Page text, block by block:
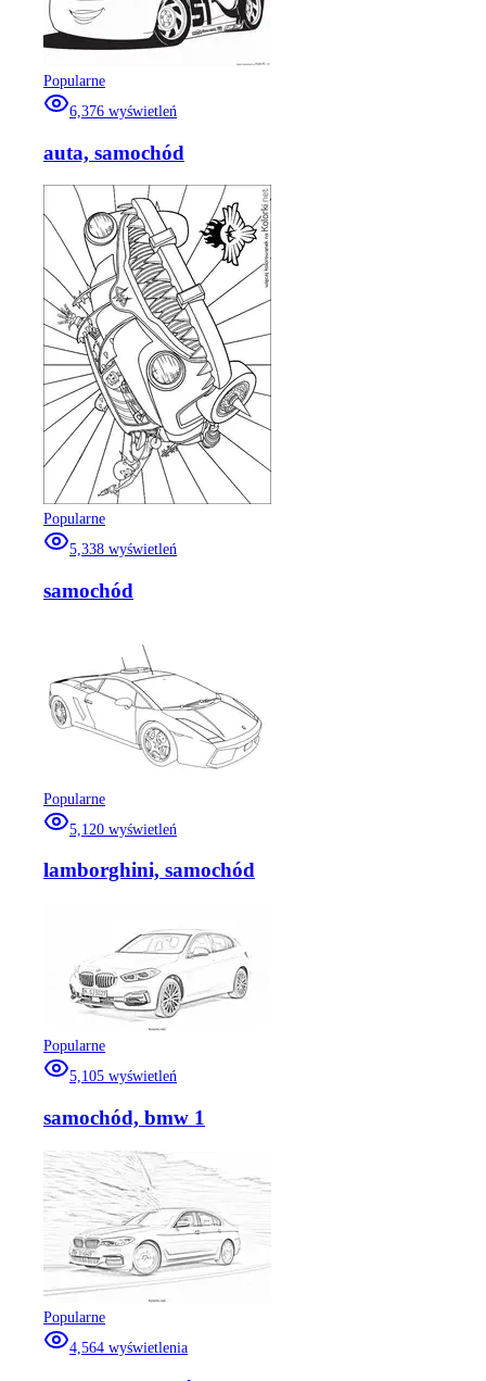
Popularne
6,376 wyświetleń
auta, samochód
Popularne
5,338 wyświetleń
samochód
Popularne
5,120 wyświetleń
lamborghini, samochód
Popularne
5,105 wyświetleń
samochód, bmw 1
Popularne
4,564 wyświetlenia